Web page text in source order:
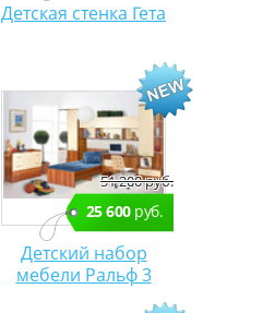
Детская стенка Гета
51 200 руб.
25 600руб.
Детский набор
мебели Ральф 3